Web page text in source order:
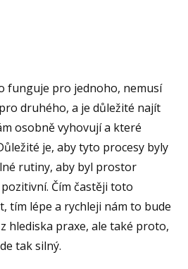
funguje pro jednoho, nemusí
druhého, a je důležité najít
osobně vyhovují a které
je, aby tyto procesy byly
rutiny, aby byl prostor
Čím častěji toto
tím lépe a rychleji nám to bude
hlediska praxe, ale také proto,
tak silný.